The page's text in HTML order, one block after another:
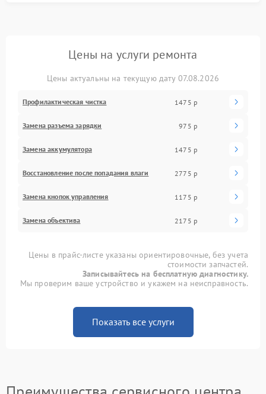
Цены на услуги ремонта
Цены актуальны на текущую дату 07.08.2026
Профилактическая чистка 1475 р
Замена разъема зарядки 975 р
Замена аккумулятора 1475 р
Восстановление после попадания влаги 2775 р
Замена кнопок управления 1175 р
Замена объектива 2175 р
Цены в прайс-листе указаны ориентировочные, без учета
стоимости запчастей.
Записывайтесь на бесплатную диагностику.
Мы проверим ваше устройство и укажем на неисправность.
Показать все услуги